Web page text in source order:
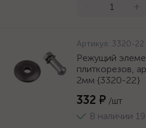
+
Артикул: 3320-22
Режущий
плиткорезов,
2мм {3320-22}
332 ₽ /шт
В наличии